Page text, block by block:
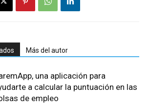
Más del autor
una aplicación para
a calcular la puntuación en las
de empleo